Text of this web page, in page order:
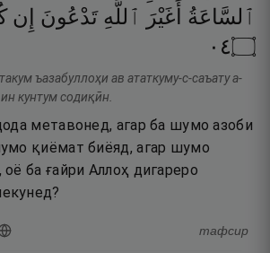
ٱلسَّاعَةُ أَغَيْرَ ٱللَّهِ تَدْعُونَ إِن
۝٤٠
ъазабуллоҳи ав ататкуму-с-саъату а-
кунтум содиқӣн.
метавонед, агар ба шумо азоби
қиёмат биёяд, агар шумо
оё ба ғайри Аллоҳ дигареро
тафсир